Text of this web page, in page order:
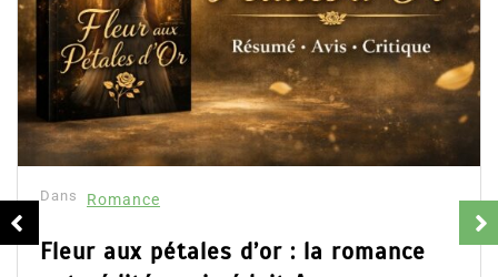
Dans Romance
Fleur aux pétales d’or : la romance